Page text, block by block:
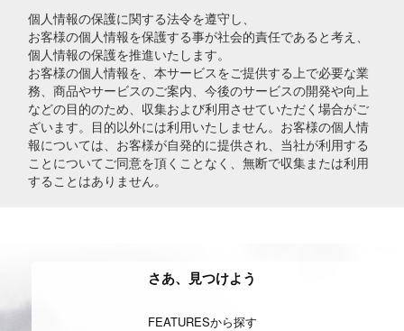
個人情報の保護に関する法令を遵守し、
お客様の個人情報を保護する事が社会的責任であると考え、
個人情報の保護を推進いたします。
お客様の個人情報を、本サービスをご提供する上で必要な業
務、商品やサービスのご案内、今後のサービスの開発や向上
などの目的のため、収集および利用させていただく場合がご
ざいます。目的以外には利用いたしません。お客様の個人情
報については、お客様が自発的に提供され、当社が利用する
ことについてご同意を頂くことなく、無断で収集または利用
することはありません。
さあ、見つけよう
FEATURESから探す